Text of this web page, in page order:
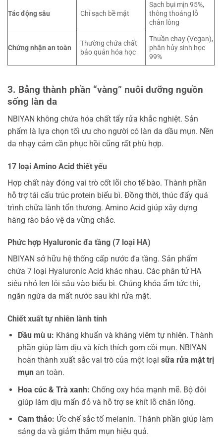
Tác động sâu Chỉ sạch bề mặt
Sạch bụi mịn 95%,
thông thoáng lỗ
chân lông
Chứng nhận an toàn
Thường chứa chất
bảo quản hóa học
Thuần chay (Vegan),
phân hủy sinh học
99%
3. Bảng thành phần “vàng” nuôi dưỡng nguồn
sống làn da
NBIYAN không chứa hóa chất tẩy rửa khắc nghiệt. Sản
phẩm là lựa chọn tối ưu cho người có làn da dầu mụn. Nền
da nhạy cảm cần phục hồi cũng rất phù hợp.
17 loại Amino Acid thiết yếu
Hợp chất này đóng vai trò cốt lõi cho tế bào. Thành phần
hỗ trợ tái cấu trúc protein biểu bì. Đồng thời, thúc đẩy quá
trình chữa lành tổn thương. Amino Acid giúp xây dựng
hàng rào bảo vệ da vững chắc.
Phức hợp Hyaluronic đa tầng (7 loại HA)
NBIYAN sở hữu hệ thống cấp nước đa tầng. Sản phẩm
chứa 7 loại Hyaluronic Acid khác nhau. Các phân tử HA
siêu nhỏ len lỏi sâu vào biểu bì. Chúng khóa ẩm tức thì,
ngăn ngừa da mất nước sau khi rửa mặt.
Chiết xuất tự nhiên lành tính
Dầu mù u: Kháng khuẩn và kháng viêm tự nhiên. Thành
phần giúp làm dịu và kích thích gom cồi mụn. NBIYAN
hoàn thành xuất sắc vai trò của một loại sữa rửa mặt trị
mụn an toàn.
Hoa cúc & Trà xanh: Chống oxy hóa mạnh mẽ. Bộ đôi
giúp làm dịu mẩn đỏ và hỗ trợ se khít lỗ chân lông.
Cam thảo: Ức chế sắc tố melanin. Thành phần giúp làm
sáng da và giảm thâm mụn hiệu quả.